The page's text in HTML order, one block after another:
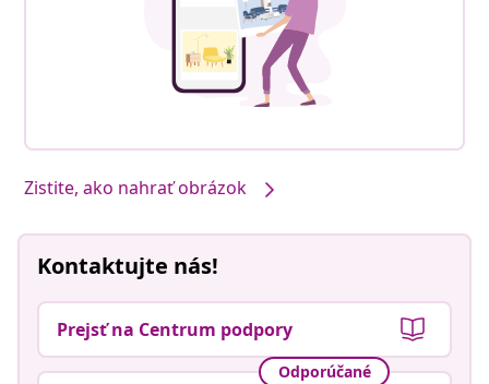
Zistite, ako nahrať obrázok
Kontaktujte nás!
Prejsť na Centrum podpory
Odporúčané